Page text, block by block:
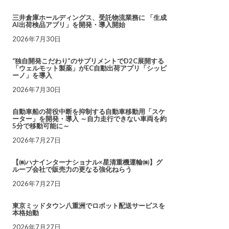
三井倉庫ホールディングス、受託物流業務に 「生成
AI出荷検品アプリ」を開発・導入開始
2026年7月30日
“独自開発こだわり”のサプリメントでD2C展開する
「ウェルモット製薬」がEC自動出荷アプリ「シッピ
ーノ」を導入
2026年7月30日
自動車船の荷役中断を抑制する自動車移動用「スケ
ーター」を開発・導入 ～自力走行できない車両を約
5分で移動可能に～
2026年7月27日
【㈱ハナインターナショナル×星清重機運輸㈱】グ
ループ会社で販売力の更なる強化ねらう
2026年7月27日
東京ミッドタウン八重洲でロボット配送サービスを
本格始動
2026年7月27日